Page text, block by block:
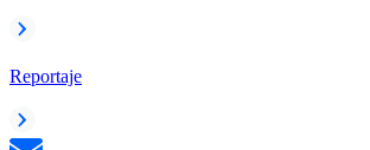
Reportaje